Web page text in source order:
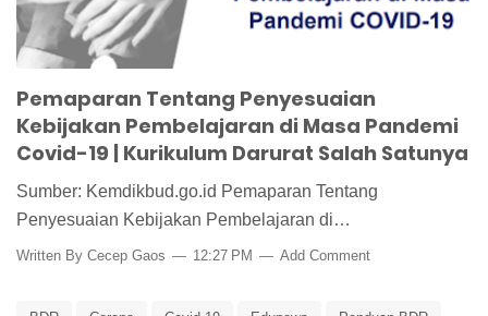
Pemaparan Tentang Penyesuaian
Kebijakan Pembelajaran di Masa Pandemi
Covid-19 | Kurikulum Darurat Salah Satunya
Sumber: Kemdikbud.go.id Pemaparan Tentang
Penyesuaian Kebijakan Pembelajaran di…
Written By Cecep Gaos 12:27 PM Add Comment